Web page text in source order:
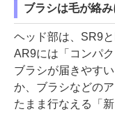
ブラシは毛が絡
ヘッド部は、SR9
AR9には「コンパ
ブラシが届きやす
か、ブラシなどの
たまま行なえる「